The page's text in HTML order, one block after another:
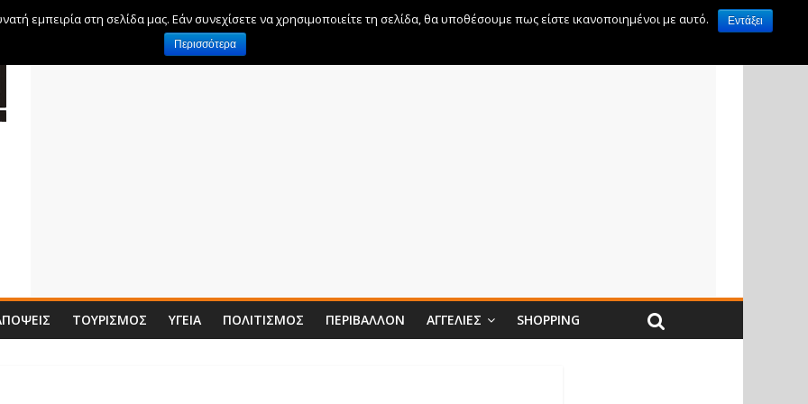
ΤΟΥΡΙΣΜΌΣ ΥΓΕΊΑ ΠΟΛΙΤΙΣΜΌΣ ΠΕΡΙΒΆΛΛΟΝ ΑΓΓΕΛΊΕΣ SHOPPING
εμπειρία στη σελίδα μας. Εάν συνεχίσετε να χρησιμοποιείτε τη σελίδα, θα υποθέσουμε πως είστε ικανοποιημένοι με αυτό.
Εντάξει
Περισσότερα